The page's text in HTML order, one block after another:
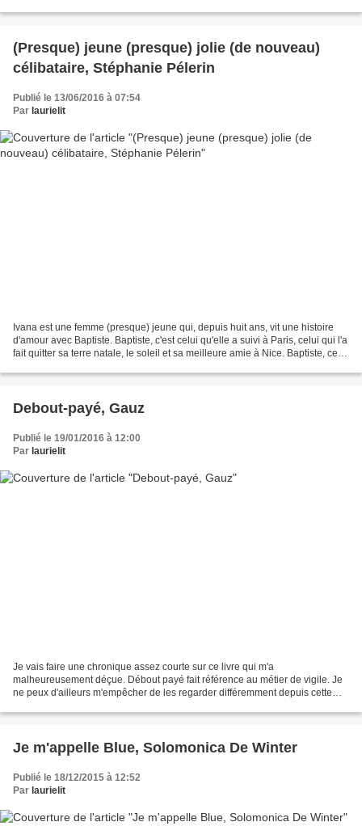
(Presque) jeune (presque) jolie (de nouveau)
célibataire, Stéphanie Pélerin
Publié le 13/06/2016 à 07:54
Par laurielit
Ivana est une femme (presque) jeune qui, depuis huit ans, vit une histoire
d'amour avec Baptiste. Baptiste, c'est celui qu'elle a suivi à Paris, celui qui l'a
fait quitter sa terre natale, le soleil et sa meilleure amie à Nice. Baptiste, celui
Debout-payé, Gauz
Publié le 19/01/2016 à 12:00
Par laurielit
Je vais faire une chronique assez courte sur ce livre qui m'a
malheureusement déçue. Débout payé fait référence au métier de vigile. Je
ne peux d'ailleurs m'empêcher de les regarder différemment depuis cette
Je m'appelle Blue, Solomonica De Winter
Publié le 18/12/2015 à 12:52
Par laurielit